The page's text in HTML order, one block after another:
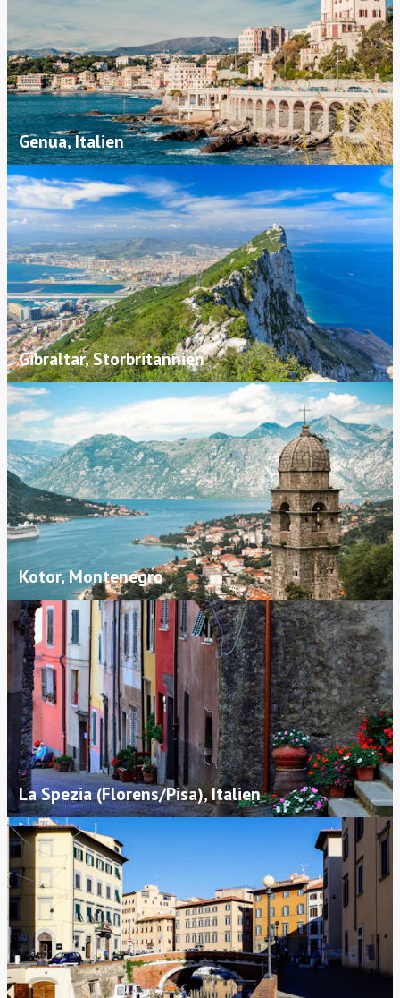
Genua, Italien
Gibraltar, Storbritannien
Kotor, Montenegro
La Spezia (Florens/Pisa), Italien